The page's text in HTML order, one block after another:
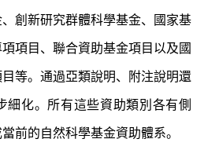
創新研究群體科學基金、國家基
項目、聯合資助基金項目以及國
等。通過亞類說明、附注說明還
細化。所有這些資助類別各有側
前的自然科學基金資助體系。